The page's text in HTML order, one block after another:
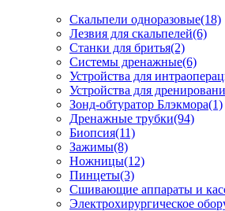
Скальпели одноразовые(18)
Лезвия для скальпелей(6)
Станки для бритья(2)
Системы дренажные(6)
Устройства для
Устройства для
Зонд-обтуратор Блэкмора(1)
Дренажные трубки(94)
Биопсия(11)
Зажимы(8)
Ножницы(12)
Пинцеты(3)
Сшивающие аппараты и
Электрохирургическое